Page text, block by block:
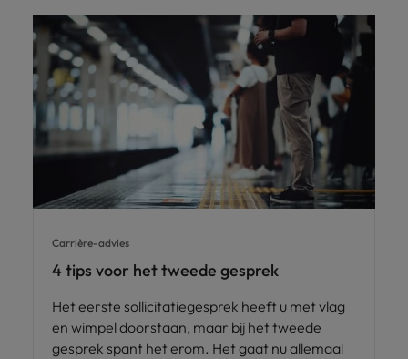
Carrière-advies
4 tips voor het tweede gesprek
Het eerste sollicitatiegesprek heeft u met vlag
en wimpel doorstaan, maar bij het tweede
gesprek spant het erom. Het gaat nu allemaal